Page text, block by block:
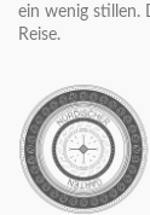
ein wenig stillen.
Reise.